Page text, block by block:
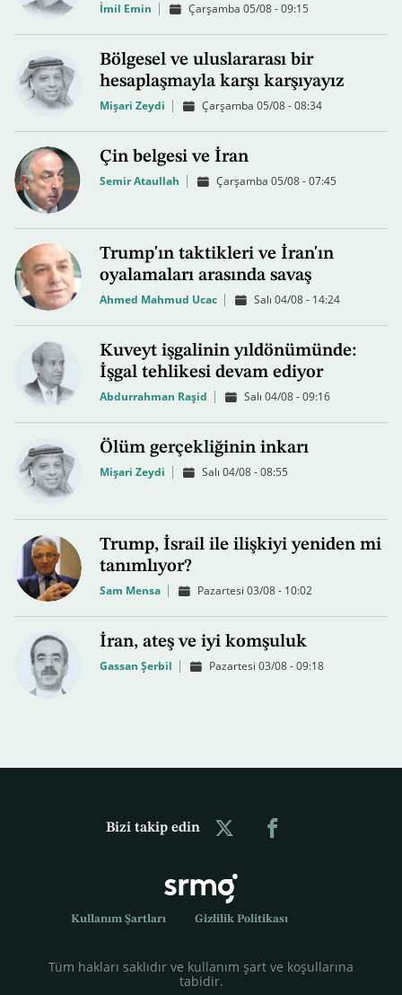
İmil Emin Çarşamba 05/08 - 09:15
Bölgesel ve uluslararası bir
hesaplaşmayla karşı karşıyayız
Mişari Zeydi Çarşamba 05/08 - 08:34
Çin belgesi ve İran
Semir Ataullah Çarşamba 05/08 - 07:45
Trump'ın taktikleri ve İran'ın
oyalamaları arasında savaş
Ahmed Mahmud Ucac Salı 04/08 - 14:24
Kuveyt işgalinin yıldönümünde:
İşgal tehlikesi devam ediyor
Abdurrahman Raşid Salı 04/08 - 09:16
Ölüm gerçekliğinin inkarı
Mişari Zeydi Salı 04/08 - 08:55
Trump, İsrail ile ilişkiyi yeniden mi
tanımlıyor?
Sam Mensa Pazartesi 03/08 - 10:02
İran, ateş ve iyi komşuluk
Gassan Şerbil Pazartesi 03/08 - 09:18
Bizi takip edin
Kullanım Şartları Gizlilik Politikası
Tüm hakları saklıdır ve kullanım şart ve koşullarına
tabidir.